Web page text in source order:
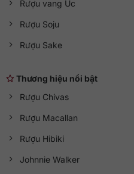
Rượu vang Úc
Rượu Soju
Rượu Sake
Thương hiệu nổi bật
Rượu Chivas
Rượu Macallan
Rượu Hibiki
Johnnie Walker